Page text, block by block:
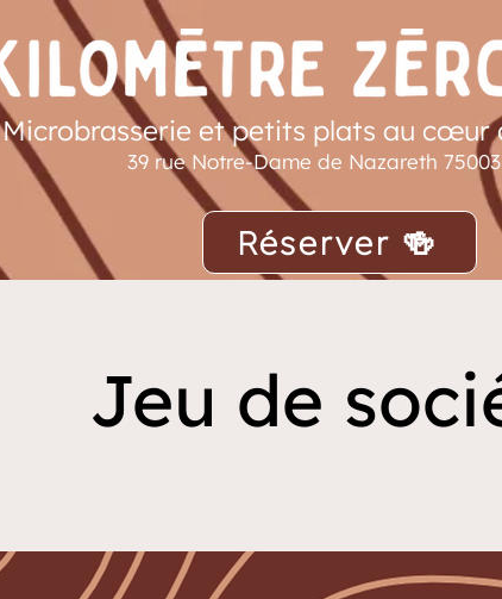
Microbrasserie et petits plats au cœur
39 rue Notre-Dame de Nazareth
Réserver 🍻
Jeu de